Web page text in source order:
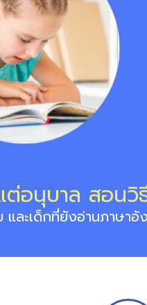
นุบาล สอนวิ
และเด็กที่ยังอ่านภาษาอั